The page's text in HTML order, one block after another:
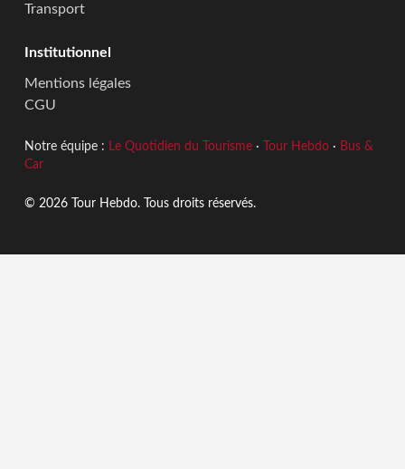
Transport
Institutionnel
Mentions légales
CGU
Notre équipe : Le Quotidien du Tourisme· Tour Hebdo· Bus &
Car
© 2026 Tour Hebdo. Tous droits réservés.